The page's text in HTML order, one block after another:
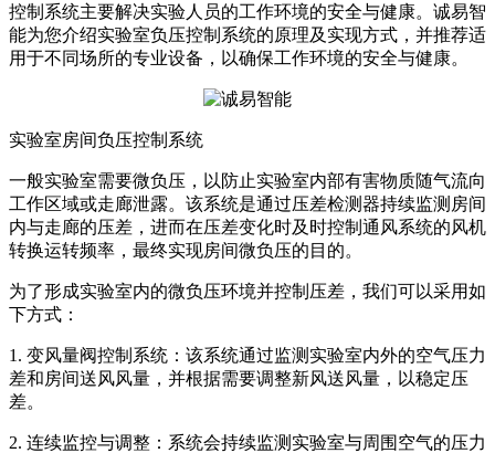
控制系统主要解决实验人员的工作环境的安全与健康。诚易智
能为您介绍实验室负压控制系统的原理及实现方式，并推荐适
用于不同场所的专业设备，以确保工作环境的安全与健康。
实验室房间负压控制系统
一般实验室需要微负压，以防止实验室内部有害物质随气流向
工作区域或走廊泄露。该系统是通过压差检测器持续监测房间
内与走廊的压差，进而在压差变化时及时控制通风系统的风机
转换运转频率，最终实现房间微负压的目的。
为了形成实验室内的微负压环境并控制压差，我们可以采用如
下方式：
1. 变风量阀控制系统：该系统通过监测实验室内外的空气压力
差和房间送风风量，并根据需要调整新风送风量，以稳定压
差。
2. 连续监控与调整：系统会持续监测实验室与周围空气的压力